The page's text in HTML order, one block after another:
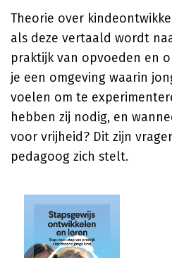
Theorie over
als deze vertaald wordt
praktijk van opvoeden en
je een omgeving waarin
voelen om te
hebben zij nodig, en
voor vrijheid? Dit zijn
pedagoog zich stelt.